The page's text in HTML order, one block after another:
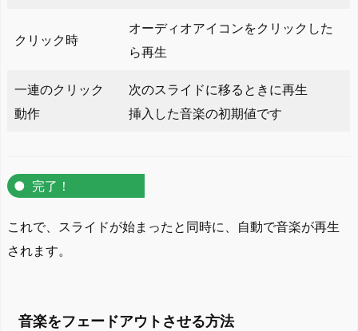
クリック時
オーディオアイコンをクリックした
ら再生
一連のクリック
動作
次のスライドに移るときに再生
挿入した音楽の初期値です
完了！
これで、スライドが始まったと同時に、自動で音楽が再生
されます。
音楽をフェードアウトさせる方法